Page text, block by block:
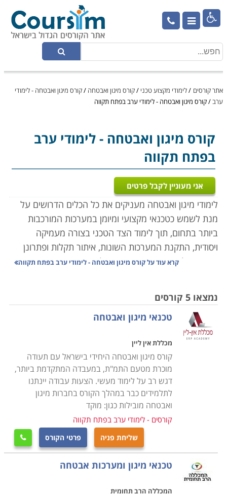

אתר קורסים /לימודי מקצוע טכני /קורס מיגון ואבטחה /קורס מיגון ואבטחה - לימודי
ערב/קורס מיגון ואבטחה - לימודי ערב בפתח תקווה
קורס מיגון ואבטחה - לימודי ערב
בפתח תקווה
אני מעוניין לקבל פרטים
לימודי מיגון ואבטחה מעניקים את כל הכלים הדרושים על
מנת לשמש כטכנאי מקצועי ומיומן במערכות המורכבות
ביותר בתחום, תוך לימוד הצד הטכני בצורה מעמיקה
ויסודית, התקנת המערכות השונות, איתור תקלות ופתרונן
באופן יעיל ואפקטיבי. במסגרת הלימודים יועברו שיעורים
במערכת המיגון או האבטחה,
האינטרקום, התקנה לבתים חכמים, כאשר בנוסף לידע
התיאורטי יועברו שיעורים מעשיים אשר יאפשרו התנסות
בכל מערכת באופן מקצועי.
הלימודים בקורס מיגון ואבטחה מכשירים לקראת אחד
המקצועות המובילים והמבוקשים, שכן כיום כמעט בכל חנות
או בית פרטי קיימת מערכת מעגל סגור, המאבטחת מפני
חדירה של פורצים, גנבים ואף מאפשרת בזמן אמת להפעיל
את כוחות האבטחה לטיפול בחדירה של גורמים בלתי
הקורס אינו דורש כל ידע מוקדם, מדובר בקורס הנערך
כשישה חודשים, ביום לימודים אחד בבוקר או ביומיים בשעות
קרא עוד עלקורס מיגון ואבטחה - לימודי ערב בפתח תקווה
נמצאו 5 קורסים
טכנאי מיגון ואבטחה
מכללת אין ליין
קורס מיגון ואבטחה היחידי בישראל עם תעודה
מוכרת מטעם התמ"ת, במעבדה המתקדמת ביותר,
דגש רב על לימוד מעשי. הצעות עבודה יינתנו
לתלמידים כבר במהלך הקורס בחברות מיגון
ואבטחה מובילות כגון: מוקד
קורסים - לימודי ערב בפתח תקווה
שליחת פניה פרטי הקורס 
טכנאי מיגון ומערכות אבטחה
המכללה הרב תחומית